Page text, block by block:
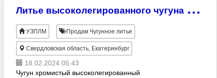
Л
итье высоколегированного чугуна ЧХ. Износостойкое литье
УЗПЛМ Продам Чугунное литье
Свердловская область, Екатеринбург
18.02.2024 05:43
Чугун хромистый высоколегированный